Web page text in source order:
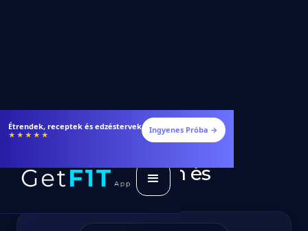
Fogyj és izmosodj hatékonyabban
★★★★★ Ingyenes Próba →
Makaróni Tészta
Kalóriatartalom és
Tápanyagok